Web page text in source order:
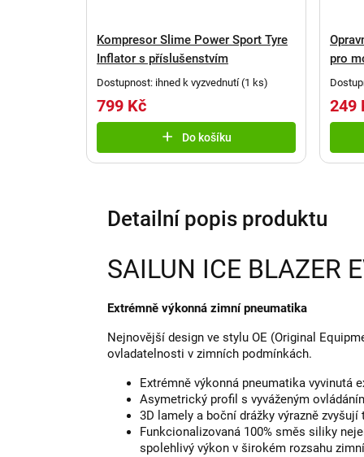
Kompresor Slime Power Sport Tyre
Inflator s příslušenstvím
Dostupnost: ihned k vyzvednutí(1 ks)
799 Kč
Do košíku
pro
249
Detailní popis produktu
SAILUN ICE BLAZER
Extrémně výkonná zimní pneumatika
Nejnovější design ve stylu OE (Original
ovladatelnosti v zimních podmínkách.
Extrémně výkonná pneumatika vyvinutá
Asymetrický profil s vyváženým
3D lamely a boční drážky výrazně
Funkcionalizovaná 100% směs siliky
spolehlivý výkon v širokém rozsahu